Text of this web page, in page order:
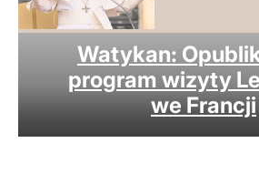
Watykan:
program wizyty
we Francji